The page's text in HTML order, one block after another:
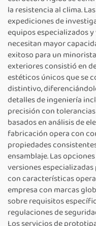
la resistencia al clima.
expediciones de
equipos especializados
necesitan mayor
exitoso para un
exteriores consistió en
estéticos únicos que se
distintivo,
detalles de ingeniería
precisión con
basados en análisis de
fabricación opera con
propiedades
ensamblaje. Las
versiones
con características
empresa con marcas
sobre requisitos
regulaciones de